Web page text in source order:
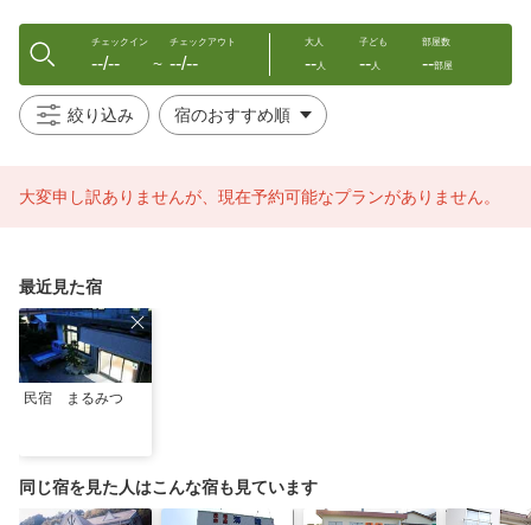
チェックイン
--/-- 〜
チェックアウト
--/--
大人
--人
子ども
--人
部屋数
--部屋
絞り込み
大変申し訳ありませんが、現在予約可能なプランがありません。
最近見た宿
民宿 まるみつ
同じ宿を見た人はこんな宿も見ています